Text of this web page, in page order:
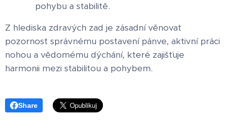
pohybu a stabilitě.
Z hlediska zdravých zad je zásadní věnovat
pozornost správnému postavení pánve, aktivní práci
nohou a vědomému dýchání, které zajišťuje
harmonii mezi stabilitou a pohybem.
Share